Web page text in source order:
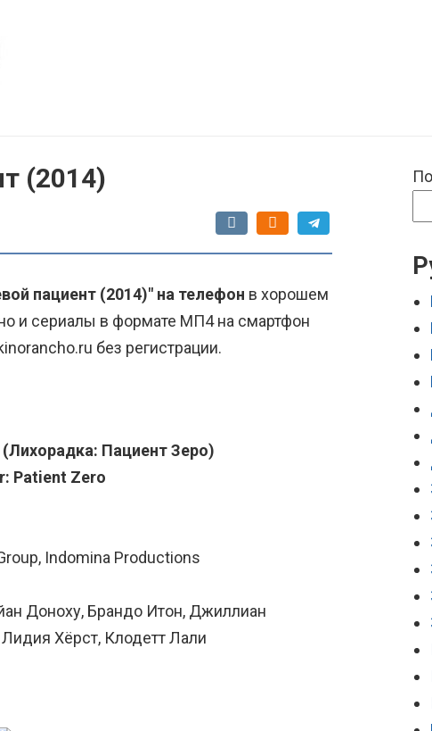
(2014)
пациент (2014)" на телефон в хорошем
и сериалы в формате МП4 на смартфон
без регистрации.
Пациент Зеро)
Patient Zero
Indomina Productions
Доноху, Брандо Итон, Джиллиан
Хёрст, Клодетт Лали